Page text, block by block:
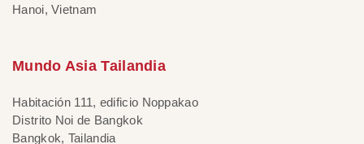
Hanoi, Vietnam
Mundo Asia Tailandia
Habitación 111, edificio Noppakao
Distrito Noi de Bangkok
Bangkok, Tailandia